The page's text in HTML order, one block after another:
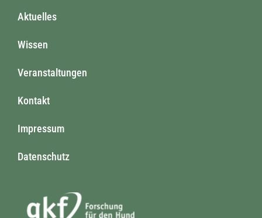
Aktuelles
Wissen
Veranstaltungen
Kontakt
Impressum
Datenschutz